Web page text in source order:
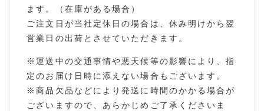
ます。（在庫がある場合）
ご注文日が当社定休日の場合は、休み明けから翌
営業日の出荷とさせていただきます。
※運送中の交通事情や悪天候等の影響により、指
定のお届け日時に添えない場合もございます。
※商品欠品などにより発送に時間のかかる場合が
ございますので、あらかじめご了承くださいま